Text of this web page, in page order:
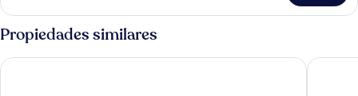
Propiedades similares
Hotel Chaco The